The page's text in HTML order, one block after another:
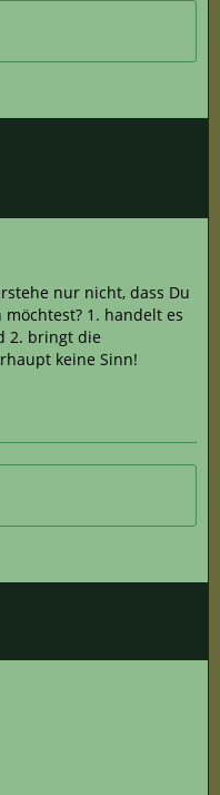
nur nicht, dass Du
1. handelt es
2. bringt die
keine Sinn!